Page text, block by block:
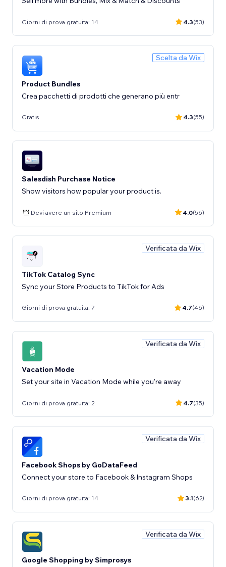
Giorni di prova gratuita: 14 4.3(53)
Scelta da Wix
Product Bundles
Crea pacchetti di prodotti che generano più entr
Gratis 4.3(55)
Salesdish Purchase Notice
Show visitors how popular your product is.
Devi avere un sito Premium 4.0(56)
Verificata da Wix
TikTok Catalog Sync
Sync your Store Products to TikTok for Ads
Giorni di prova gratuita: 7 4.7(46)
Verificata da Wix
Vacation Mode
Set your site in Vacation Mode while you're away
Giorni di prova gratuita: 2 4.7(35)
Verificata da Wix
Facebook Shops by GoDataFeed
Connect your store to Facebook & Instagram Shops
Giorni di prova gratuita: 14 3.1(62)
Verificata da Wix
Google Shopping by Simprosys